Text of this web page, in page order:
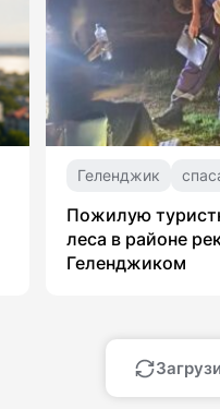
Геленджик
Пожилую
леса в районе
Геленджиком